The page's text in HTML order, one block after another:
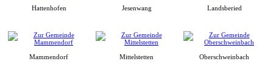
Hattenhofen Jesenwang Landsberied
Mammendorf Mittelstetten Oberschweinbach